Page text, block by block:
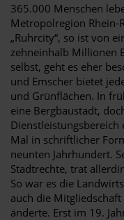
365.000 Menschen
Metropolregion Rhein-
„Ruhrcity“, so ist von
zehneinhalb Millionen
selbst, geht es eher
und Emscher bietet
und Grünflächen. In
eine Bergbaustadt,
Mal in schriftlicher
neunten Jahrhundert.
Stadtrechte, trat
So war es die
auch die
änderte. Erst im 19.